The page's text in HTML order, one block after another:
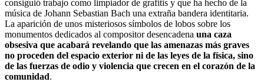
consiguió trabajo como limpiador de grafitis y que ha hecho de la
música de Johann Sebastian Bach una extraña bandera identitaria.
La aparición de unos misteriosos símbolos de lobos sobre los
monumentos dedicados al compositor desencadena una caza
obsesiva que acabará revelando que las amenazas más graves
no proceden del espacio exterior ni de las leyes de la física, sino
de las fuerzas de odio y violencia que crecen en el corazón de la
comunidad.